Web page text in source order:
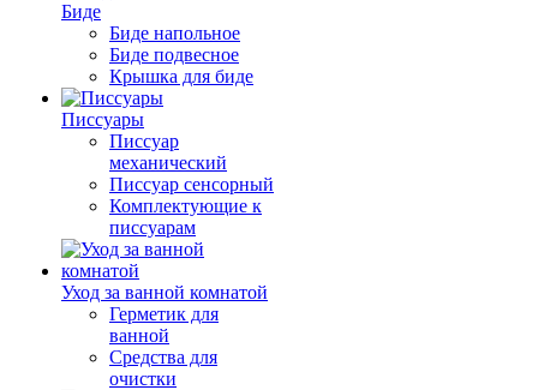
Биде
Биде напольное
Биде подвесное
Крышка для биде
Писсуары
Писсуар
механический
Писсуар сенсорный
Комплектующие к
писсуарам
Уход за ванной комнатой
Герметик для
ванной
Средства для
очистки